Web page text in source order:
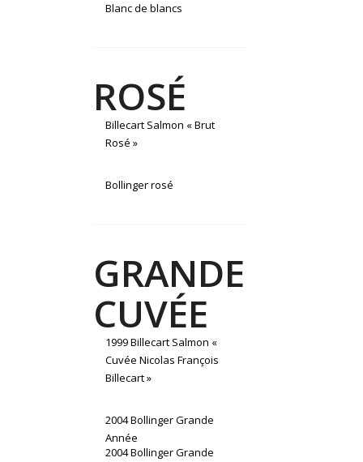
Blanc de blancs
ROSÉ
Billecart Salmon « Brut
Rosé »
Bollinger rosé
GRANDE
CUVÉE
1999 Billecart Salmon «
Cuvée Nicolas François
Billecart »
2004 Bollinger Grande
Année
2004 Bollinger Grande